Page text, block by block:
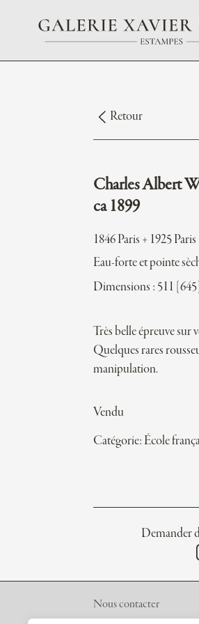
Retour
Charles Albert
ca 1899
1846 Paris + 1925 Paris
Eau-forte et pointe
Dimensions : 511
Très belle épreuve sur
Quelques rares
manipulation.
Vendu
Catégorie: École
Demander
Nous contacter